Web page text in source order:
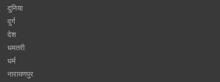
दुनिया
दुर्ग
देश
धमतरी
धर्म
नारायणपुर